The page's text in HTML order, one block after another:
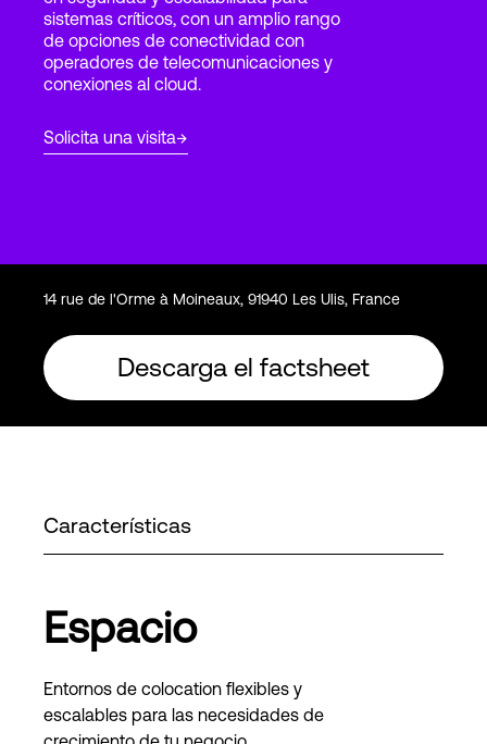
Login
sistemas críticos, con un amplio rango
de opciones de conectividad con
operadores de telecomunicaciones y
conexiones al cloud.
Solicita una visita
14 rue de l'Orme à Moineaux, 91940 Les Ulis, France
Descarga el factsheet
Características
Espacio
Entornos de colocation flexibles y
escalables para las necesidades de